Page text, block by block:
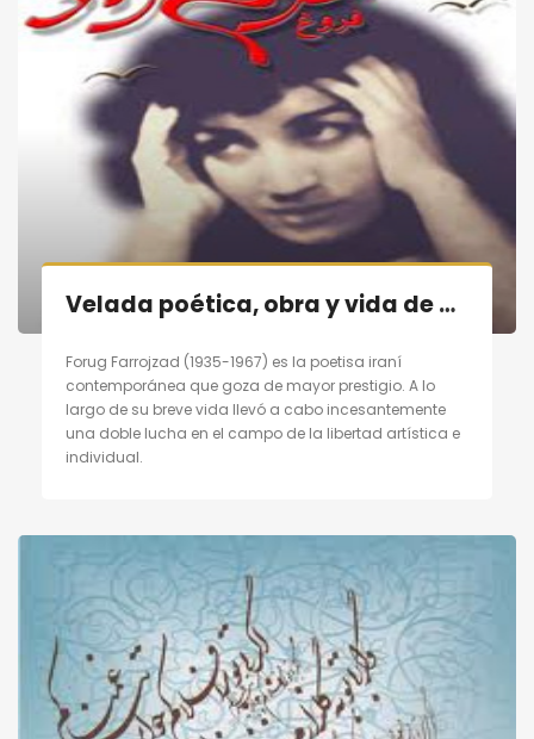
Velada poética, obra y vida de poetisa contemporánea persa «Forugh Farrojzad» en Madrid el 29/10/11
Forug Farrojzad (1935-1967) es la poetisa iraní
contemporánea que goza de mayor prestigio. A lo
largo de su breve vida llevó a cabo incesantemente
una doble lucha en el campo de la libertad artística e
individual.